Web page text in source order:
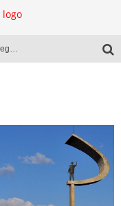
El libro en la mira de la desregulación